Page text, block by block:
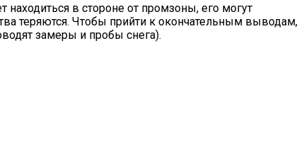
в стороне от промзоны, его могут
теряются. Чтобы прийти к окончательным выводам,
замеры и пробы снега).